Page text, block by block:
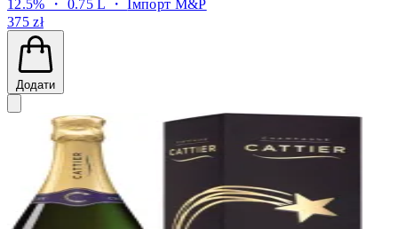
12.5% ・ 0.75 L ・Імпорт M&P
375 zł
Додати